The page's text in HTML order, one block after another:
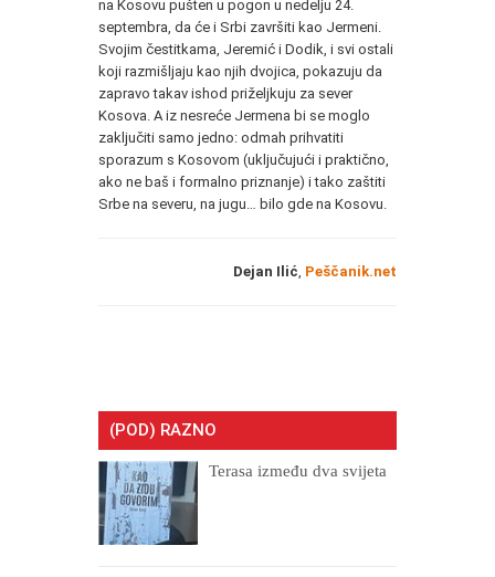
na Kosovu pušten u pogon u nedelju 24.
septembra, da će i Srbi završiti kao Jermeni.
Svojim čestitkama, Jeremić i Dodik, i svi ostali
koji razmišljaju kao njih dvojica, pokazuju da
zapravo takav ishod priželjkuju za sever
Kosova. A iz nesreće Jermena bi se moglo
zaključiti samo jedno: odmah prihvatiti
sporazum s Kosovom (uključujući i praktično,
ako ne baš i formalno priznanje) i tako zaštiti
Srbe na severu, na jugu… bilo gde na Kosovu.
Dejan Ilić Peščanik.net
(POD) RAZNO
Terasa između dva svijeta